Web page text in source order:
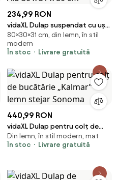
234,99 RON
vidaXL Dulap suspendat cu ușă
Stejar Sonoma și Alb 30 x 31 x
80 cm
80×30×31 cm, din lemn, în stil
modern
În stoc
Livrare gratuită
440,99 RON
vidaXL Dulap pentru colț de
bucătărie „Kalmar” lemn stejar
Sonoma
Din lemn, în stil modern, mat
În stoc
Livrare gratuită